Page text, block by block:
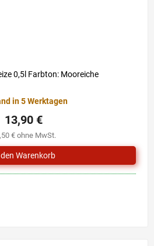
0,5l Farbton: Mooreiche
in 5 Werktagen
€ ohne MwSt.
13,90 €